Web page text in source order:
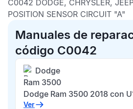
C0042 DODGE, CHRYSLER,
POSITION SENSOR CIRCUIT "A"
Manuales de
código C0042
Dodge
Ram 3500
Dodge Ram 3500 2018 con
Ver